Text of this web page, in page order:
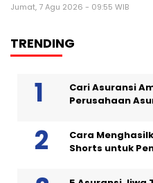
Jumat, 7 Agu 2026 - 09:55 WIB
TRENDING
Cari Asuransi
Perusahaan
Cara
Shorts untuk